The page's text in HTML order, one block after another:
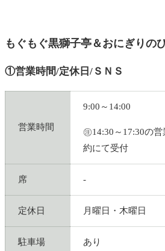
もぐもぐ黒獅子亭＆おにぎりの
①営業時間/定休日/ＳＮＳ
営業時間
9:00～14:00
㊟14:30～17:30の
約にて受付
席 -
定休日 月曜日・木曜日
駐車場 あり